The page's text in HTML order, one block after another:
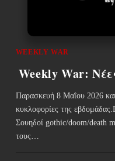
WEEKLY WAR
Weekly War:
Παρασκευή 8 Μαΐου 2026 και
κυκλοφορίες της
Σουηδοί gothic/doom/death
τους…